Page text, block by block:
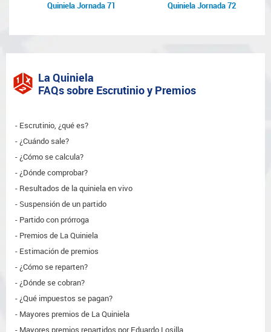
Quiniela Jornada 71
Quiniela Jornada 72
La Quiniela
FAQs sobre Escrutinio y Premios
Escrutinio, ¿qué es?
¿Cuándo sale?
¿Cómo se calcula?
¿Dónde comprobar?
Resultados de la quiniela en vivo
Suspensión de un partido
Partido con prórroga
Premios de La Quiniela
Estimación de premios
¿Cómo se reparten?
¿Dónde se cobran?
¿Qué impuestos se pagan?
Mayores premios de La Quiniela
Mayores premios repartidos por Eduardo Losilla